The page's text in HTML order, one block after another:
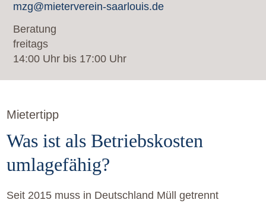
Mietertipp
Was ist als Betriebskosten
umlagefähig?
Seit 2015 muss in Deutschland Müll getrennt
mzg@mieterverein-saarlouis.de
Beratung
freitags
14:00 Uhr bis 17:00 Uhr